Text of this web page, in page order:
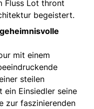
Fluss Lot thront
begeistert.
mit einem
steilen
ein Einsiedler seine
zur faszinierenden